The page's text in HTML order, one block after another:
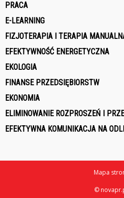
PRACA
E-LEARNING
FIZJOTERAPIA I TERAPIA
EFEKTYWNOŚĆ ENERGETYCZNA
EKOLOGIA
FINANSE PRZEDSIĘBIORSTW
EKONOMIA
ELIMINOWANIE ROZPROSZEŃ I
EFEKTYWNA KOMUNIKACJA NA
Mapa
©